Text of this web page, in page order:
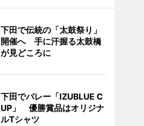
下田で伝統の「太鼓祭り」
開催へ 手に汗握る太鼓橋
が見どころに
下田でバレー「IZUBLUE C
UP」 優勝賞品はオリジナ
ルTシャツ